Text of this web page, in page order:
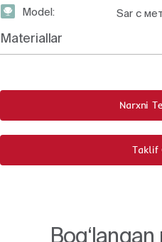
Model:
Sar с
Materiallar
Narxni
Taklif